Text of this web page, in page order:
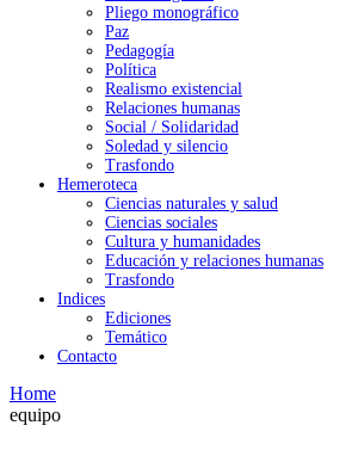
Pliego monográfico
Paz
Pedagogía
Política
Realismo existencial
Relaciones humanas
Social / Solidaridad
Soledad y silencio
Trasfondo
Hemeroteca
Ciencias naturales y salud
Ciencias sociales
Cultura y humanidades
Educación y relaciones humanas
Trasfondo
Indices
Ediciones
Temático
Contacto
Home
equipo